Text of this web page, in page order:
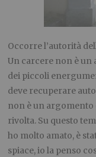
Occorre l’autorità
Un carcere non è un
dei piccoli
deve recuperare
non è un argomento
rivolta. Su questo
ho molto amato, è
spiace, io la penso